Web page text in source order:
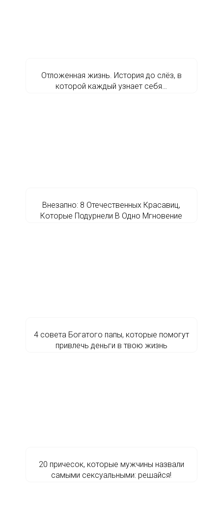
Отложенная жизнь. История до слёз, в
которой каждый узнает себя…
Внезапно: 8 Отечественных Красавиц,
Которые Подурнели В Одно Мгновение
4 совета Богатого папы, которые помогут
привлечь деньги в твою жизнь
20 причесок, которые мужчины назвали
самыми сексуальными: решайся!